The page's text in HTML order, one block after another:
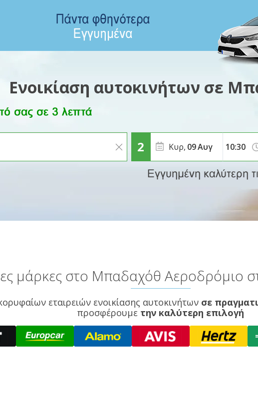
Ενοικίαση αυτοκινήτων σε
Κυρ, 09Αυγ
μάρκες στο Μπαδαχόθ Αεροδρόμιο
εταιρειών ενοικίασης αυτοκινήτων σε
προσφέρουμε την καλύτερη επιλογή